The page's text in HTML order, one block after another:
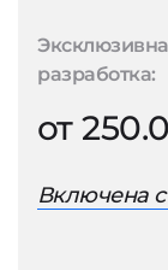
разработка:
от
Включена